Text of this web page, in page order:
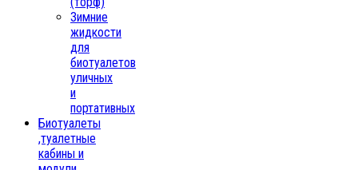
Зимние
жидкости
для
биотуалетов
уличных
и
портативных
Биотуалеты
,туалетные
кабины и